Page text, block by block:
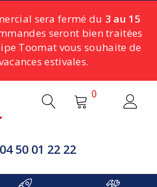
sera fermé du 3 au 15
seront bien traitées
Toomat vous souhaite de
estivales.
04 50 01 22 22
0